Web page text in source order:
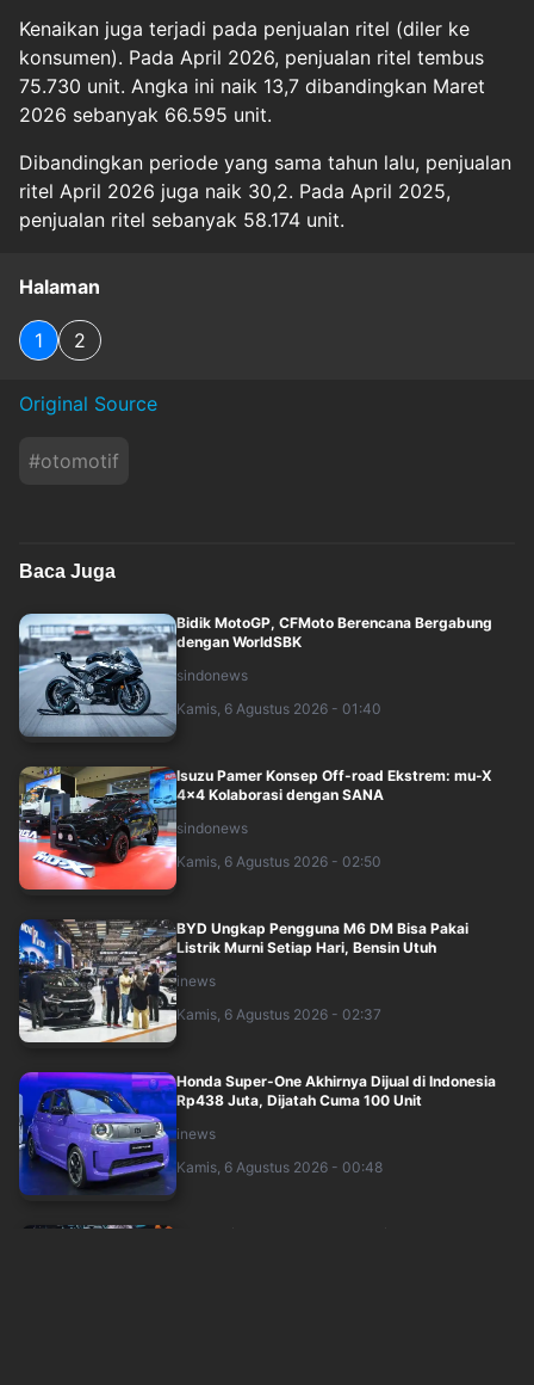
Kenaikan juga terjadi pada penjualan ritel (diler ke
konsumen). Pada April 2026, penjualan ritel tembus
75.730 unit. Angka ini naik 13,7 dibandingkan Maret
2026 sebanyak 66.595 unit.
Dibandingkan periode yang sama tahun lalu, penjualan
ritel April 2026 juga naik 30,2. Pada April 2025,
penjualan ritel sebanyak 58.174 unit.
Halaman
1 2
Original Source
#otomotif
Baca Juga
Bidik MotoGP, CFMoto Berencana Bergabung
dengan WorldSBK
sindonews
Kamis, 6 Agustus 2026 - 01:40
Isuzu Pamer Konsep Off-road Ekstrem: mu-X
4x4 Kolaborasi dengan SANA
sindonews
Kamis, 6 Agustus 2026 - 02:50
BYD Ungkap Pengguna M6 DM Bisa Pakai
Listrik Murni Setiap Hari, Bensin Utuh
inews
Kamis, 6 Agustus 2026 - 02:37
Honda Super-One Akhirnya Dijual di Indonesia
Rp438 Juta, Dijatah Cuma 100 Unit
inews
Kamis, 6 Agustus 2026 - 00:48